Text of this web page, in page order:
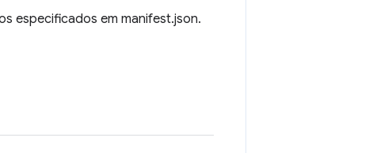
especificados em manifest.json.